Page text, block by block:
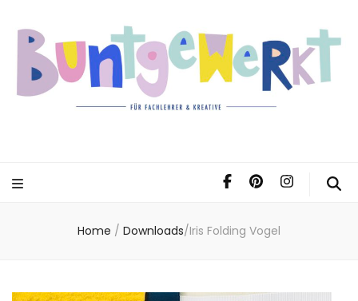
Home / Downloads/Iris Folding Vogel